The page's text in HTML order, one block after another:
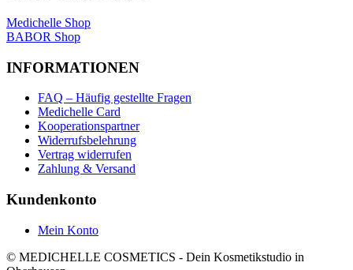
Medichelle Shop
BABOR Shop
INFORMATIONEN
FAQ – Häufig gestellte Fragen
Medichelle Card
Kooperationspartner
Widerrufsbelehrung
Vertrag widerrufen
Zahlung & Versand
Kundenkonto
Mein Konto
© MEDICHELLE COSMETICS - Dein Kosmetikstudio in